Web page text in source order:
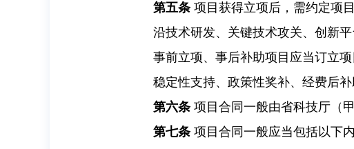
第五条 项目获得立项后，需约定项
沿技术研发、关键技术攻关、创新
事前立项、事后补助项目应当订立项
稳定性支持、政策性奖补、经费后
第六条 项目合同一般由省科技厅（
第七条 项目合同一般应当包括以下内